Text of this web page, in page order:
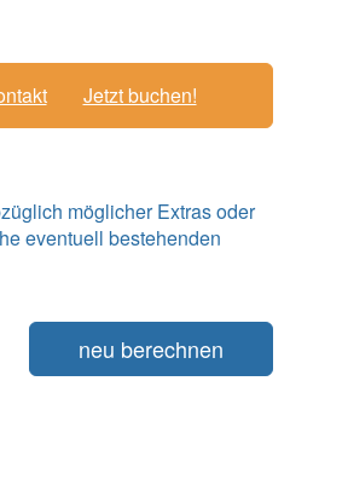
Jetzt buchen!
möglicher Extras oder
eventuell bestehenden
neu berechnen